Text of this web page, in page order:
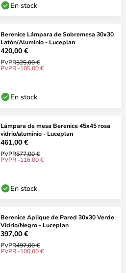
En stock
Berenice Lámpara de Sobremesa 30x30
Latón/Aluminio - Luceplan
420,00 €
PVPR525,00 €
PVPR -105,00 €
En stock
Lámpara de mesa Berenice 45x45 rosa
vidrio/aluminio - Luceplan
461,00 €
PVPR577,00 €
PVPR -116,00 €
En stock
Berenice Aplique de Pared 30x30 Verde
Vidrio/Negro - Luceplan
397,00 €
PVPR497,00 €
PVPR -100,00 €